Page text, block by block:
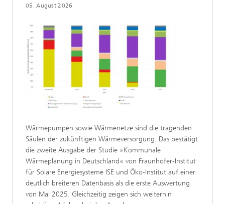
05. August 2026
Wärmepumpen sowie Wärmenetze sind die tragenden
Säulen der zukünftigen Wärmeversorgung. Das bestätigt
die zweite Ausgabe der Studie »Kommunale
Wärmeplanung in Deutschland« von Fraunhofer-Institut
für Solare Energiesysteme ISE und Öko-Institut auf einer
deutlich breiteren Datenbasis als die erste Auswertung
von Mai 2025. Gleichzeitig zeigen sich weiterhin